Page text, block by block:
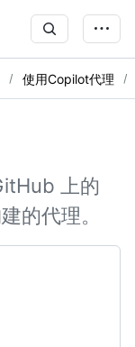
使用Copilot代理
上的
的代理。